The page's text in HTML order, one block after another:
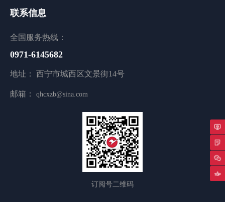
联系信息
全国服务热线：
0971-6145682
地址： 西宁市城西区文景街14号
邮箱： qhcxzb@sina.com
订阅号二维码
专
返